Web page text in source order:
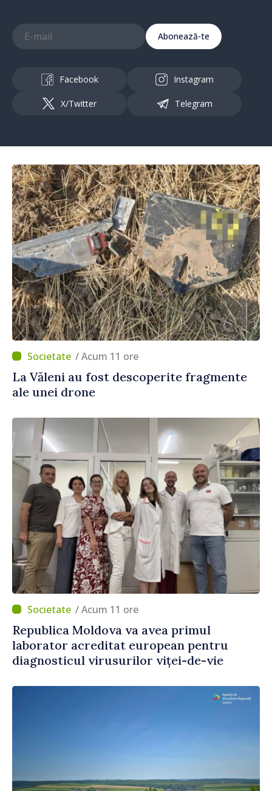
Abonează-te
Facebook Instagram
X/Twitter Telegram
/ Acum 11 ore
La Văleni au fost descoperite fragmente
ale unei drone
/ Acum 11 ore
Republica Moldova va avea primul
laborator acreditat european pentru
diagnosticul virusurilor viței-de-vie